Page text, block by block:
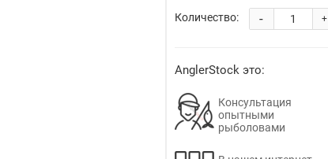
Количество: +
-
AnglerStock это:
Консультация
опытными
рыболовами